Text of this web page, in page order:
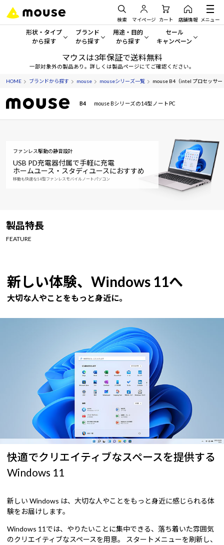
検索 マイページ カート 店舗情報 メニュー
形状・タイプ
から探す
形状・タイプから探す をすべてみる
デスクトップPC
ノートPC
ワークステーション
Windows 11
ブランド
から探す
mouse
G TUNE
NEXTGEAR
iiyama
用途・目的
から探す
一般向けパソコン
ゲーミングPC・ゲーム向けパソコン
クリエイティブ向け
スペック/パーツ別
セール
キャンペーン
セール・キャンペー
期間限定セール
おすすめ目玉パソコン
今イチオシのパソコンをピ
Windows 11|Copilot+ PC
マウスは3年保証で送料無料
一部対象外の製品あり。詳しくは製品ページにてご確認ください。
HOME ブランドから探す mouse mouseシリーズ一覧 mouse B4（intel プロセッサー
B4 mouse Bシリーズの14型ノートPC
ファンレス駆動の静音設計
USB PD充電器付属で手軽に充電
ホームユース・スタディユースにおすすめ
移動も快適な14型ファンレスモバイルノートパソコン
製品特長
FEATURE
新しい体験、Windows 11へ
大切な人やことをもっと身近に。
快適でクリエイティブなスペースを提供する
Windows 11
新しい Windows は、大切な人やことをもっと身近に感じられる体
験をお届けします。
Windows 11では、やりたいことに集中できる、落ち着いた雰囲気
のクリエイティブなスペースを用意。 スタートメニューを刷新し、